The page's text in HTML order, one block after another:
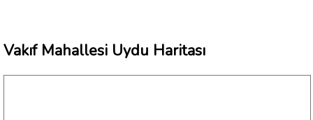
Vakıf Mahallesi Uydu Haritası